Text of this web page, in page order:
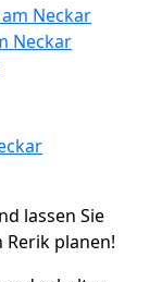
Neckar
Neckar
lassen Sie
planen!